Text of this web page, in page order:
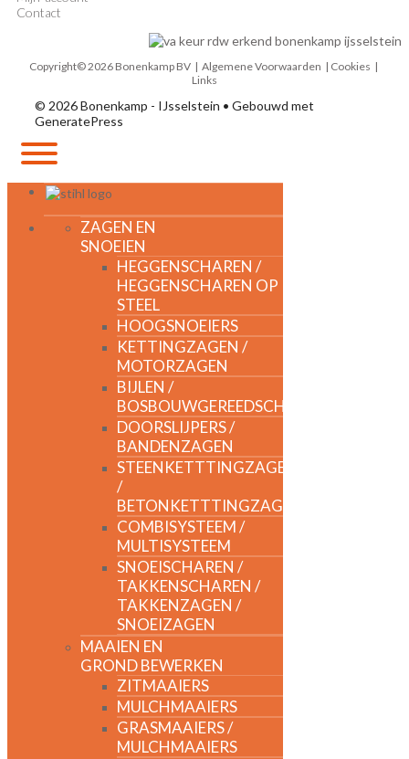
Contact
Copyright© 2026 Bonenkamp BV | Algemene Voorwaarden | Cookies |
Links
© 2026 Bonenkamp - IJsselstein • Gebouwd met
GeneratePress
ZAGEN EN
SNOEIEN
HEGGENSCHAREN /
HEGGENSCHAREN OP
STEEL
HOOGSNOEIERS
KETTINGZAGEN /
MOTORZAGEN
BIJLEN /
BOSBOUWGEREEDSCHAP
DOORSLIJPERS /
BANDENZAGEN
STEENKETTTINGZAGEN
/
BETONKETTTINGZAGEN
COMBISYSTEEM /
MULTISYSTEEM
SNOEISCHAREN /
TAKKENSCHAREN /
TAKKENZAGEN /
SNOEIZAGEN
MAAIEN EN
GROND BEWERKEN
ZITMAAIERS
MULCHMAAIERS
GRASMAAIERS /
MULCHMAAIERS